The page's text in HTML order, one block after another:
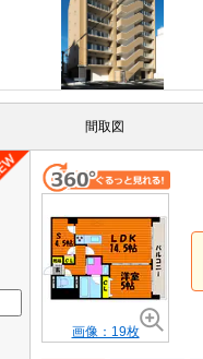
間取図
画像：19枚